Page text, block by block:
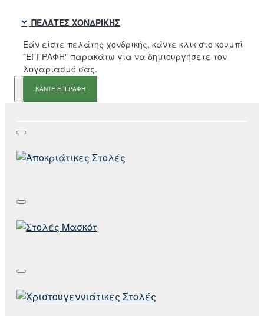
ΠΕΛΆΤΕΣ ΧΟΝΔΡΙΚΉΣ
Εάν είστε πελάτης χονδρικής, κάντε κλικ στο κουμπί
"ΕΓΓΡΑΦΗ" παρακάτω για να δημιουργήσετε τον
λογαριασμό σας.
ΚΑΝΤΕ ΕΓΓΡΑΦΗ